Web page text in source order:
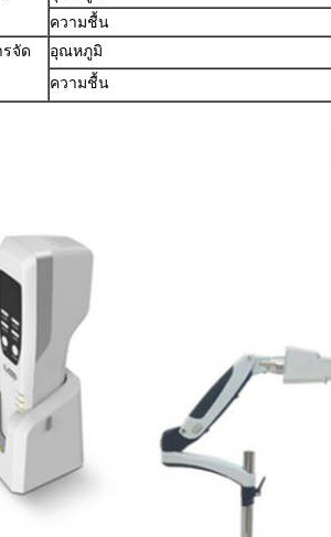
ความชื้น
จัด
อุณหภูมิ
ความชื้น